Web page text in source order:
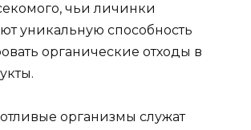
чьи личинки
уникальную способность
органические отходы в
организмы служат